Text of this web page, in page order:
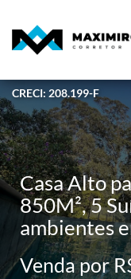
CRECI: 208.199-F
Casa Alto
850M², 5
ambientes
Venda por